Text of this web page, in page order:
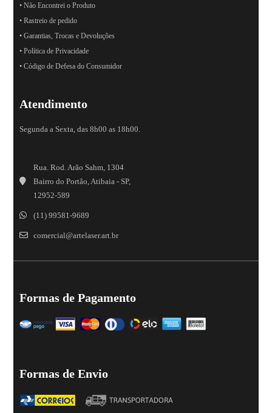
• Não Encontrei o Produto
• Rastreio de pedido
• Garantias, Trocas e Devoluções
• Política de Privacidade
• Código de Defesa do Consumidor
Atendimento
Segunda a Sexta, das 8h00 as 18h00.
Rua. Rod. Arão Sahm, 1304
Bairro do Portão, Atibaia - SP,
12952-589
(11) 99581-9689
comercial@artelaser.art.br
Formas de Pagamento
Formas de Envio